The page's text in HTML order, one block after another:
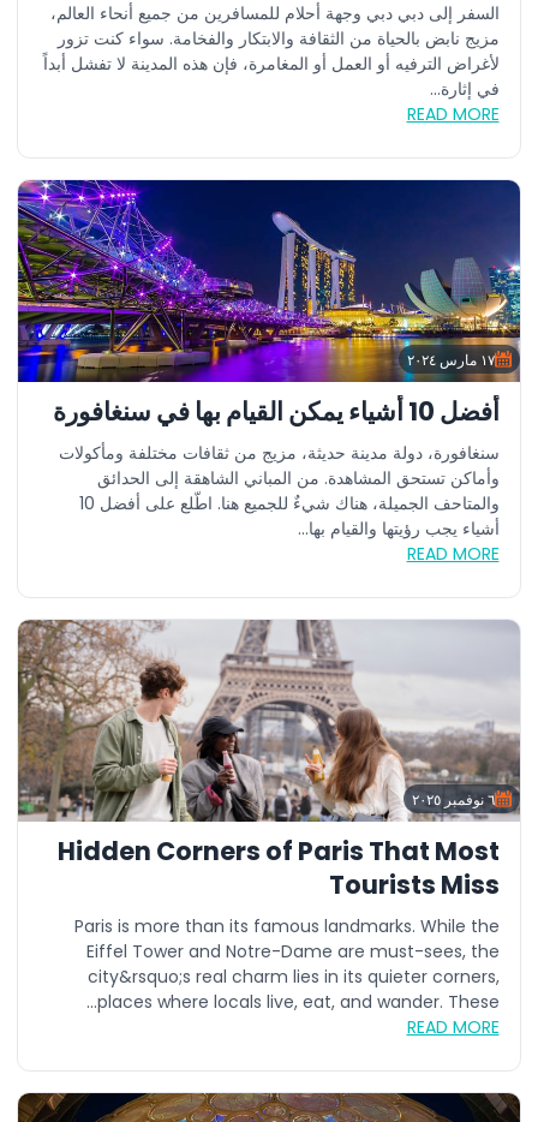
السفر إلى دبي دبي وجهة أحلام للمسافرين من جميع أنحاء العالم،
مزيج نابض بالحياة من الثقافة والابتكار والفخامة. سواء كنت تزور
لأغراض الترفيه أو العمل أو المغامرة، فإن هذه المدينة لا تفشل أبداً
في إثارة...
READ MORE
١٧ مارس ٢٠٢٤
أفضل 10 أشياء يمكن القيام بها في سنغافورة
سنغافورة، دولة مدينة حديثة، مزيج من ثقافات مختلفة ومأكولات
وأماكن تستحق المشاهدة. من المباني الشاهقة إلى الحدائق
والمتاحف الجميلة، هناك شيءٌ للجميع هنا. اطّلع على أفضل 10
أشياء يجب رؤيتها والقيام بها...
READ MORE
٦ نوفمبر ٢٠٢٥
Hidden Corners of Paris That Most
Tourists Miss
Paris is more than its famous landmarks. While the
Eiffel Tower and Notre-Dame are must-sees, the
city&rsquo;s real charm lies in its quieter corners,
places where locals live, eat, and wander. These...
READ MORE